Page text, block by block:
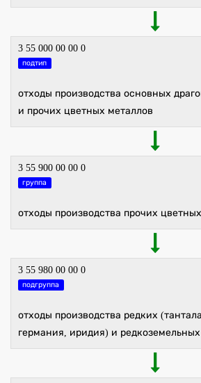
3 55 000 00 00 0
подтип
отходы производства основных
и прочих цветных металлов
3 55 900 00 00 0
группа
отходы производства прочих
3 55 980 00 00 0
подгруппа
отходы производства редких
германия, иридия) и